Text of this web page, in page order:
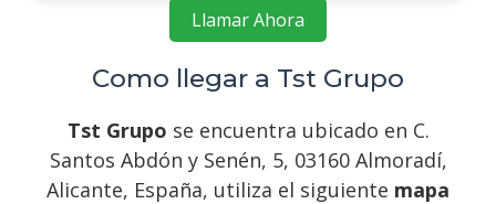
Llamar Ahora
Como llegar a Tst Grupo
Tst Grupo se encuentra ubicado en C.
Santos Abdón y Senén, 5, 03160 Almoradí,
Alicante, España, utiliza el siguiente mapa